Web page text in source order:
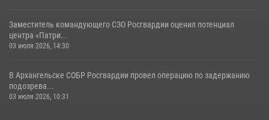
Заместитель командующего СЗО Росгвардии оценил потенциал
центра «Патри...
03 июля 2026, 14:30
В Архангельске СОБР Росгвардии провел операцию по задержанию
подозрева...
03 июля 2026, 10:31